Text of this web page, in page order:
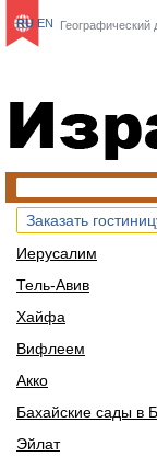
Географический
RU EN
Заказать
Иерусалим
Тель-Авив
Хайфа
Вифлеем
Акко
Бахайские сады в
Эйлат